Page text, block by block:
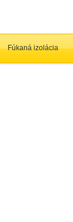
Fúkaná izolácia